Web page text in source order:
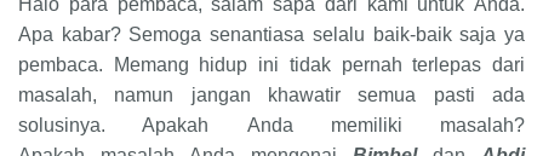
Halo para pembaca, salam sapa dari kami untuk Anda.
Apa kabar? Semoga senantiasa selalu baik-baik saja ya
pembaca. Memang hidup ini tidak pernah terlepas dari
masalah, namun jangan khawatir semua pasti ada
solusinya. Apakah Anda memiliki masalah?